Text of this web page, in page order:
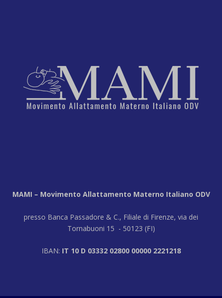
MAMI – Movimento Allattamento Materno Italiano ODV
presso Banca Passadore & C., Filiale di Firenze, via dei
Tornabuoni 15 - 50123 (FI)
IBAN: IT 10 D 03332 02800 00000 2221218